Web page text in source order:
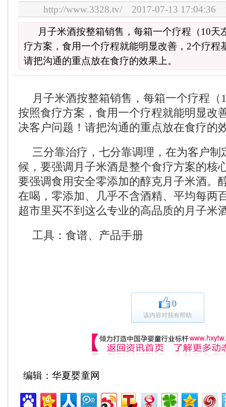
http://www.3328.tv/ 2017-07-13 17:04:36
月子米酒按整箱销售，每箱一个疗程（10天
疗方案，食用一个疗程就能明显改善，2个疗程
请把沟通的重点放在食疗的效果上。
月子米酒按整箱销售，每箱一个疗程（
按照食疗方案，食用一个疗程就能明显改
决客户问题！请把沟通的重点放在食疗的
三分靠治疗，七分靠调理，在为客户制
候，要强调月子米酒是整个食疗方案的核
要强调食用安全零添加的醇克月子米酒。
在喝，零添加、几乎不含酒精、平均每两
超市里买不到这么专业的高品质的月子米
工具：食谱、产品手册
0
该内容对我有帮助
编辑：华夏婴童网